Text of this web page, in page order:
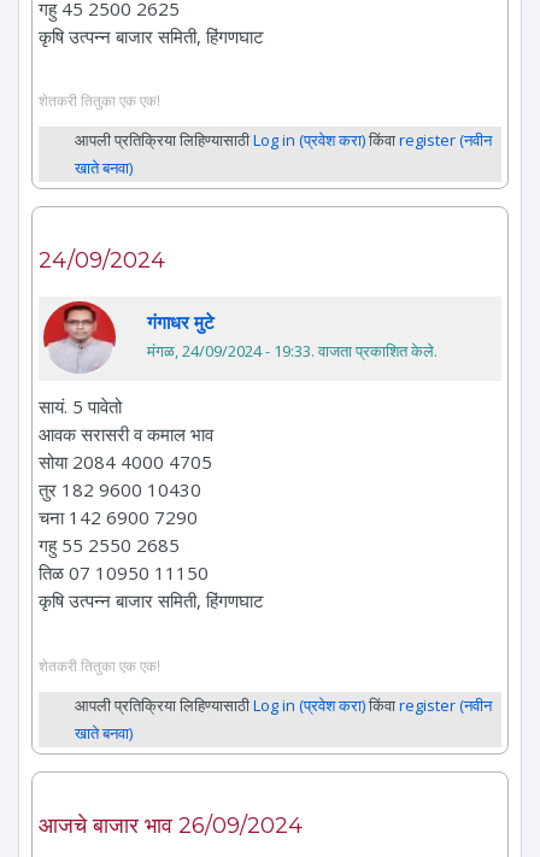
गहु 45 2500 2625
कृषि उत्पन्न बाजार समिती, हिंगणघाट
शेतकरी तितुका एक एक!
आपली प्रतिक्रिया लिहिण्यासाठीLog in (प्रवेश करा)किंवाregister (नवीन
खाते बनवा)
24/09/2024
गंगाधर मुटे
मंगळ, 24/09/2024 - 19:33. वाजता प्रकाशित केले.
सायं. 5 पावेतो
आवक सरासरी व कमाल भाव
सोया 2084 4000 4705
तुर 182 9600 10430
चना 142 6900 7290
गहु 55 2550 2685
तिळ 07 10950 11150
कृषि उत्पन्न बाजार समिती, हिंगणघाट
शेतकरी तितुका एक एक!
आपली प्रतिक्रिया लिहिण्यासाठीLog in (प्रवेश करा)किंवाregister (नवीन
खाते बनवा)
आजचे बाजार भाव 26/09/2024